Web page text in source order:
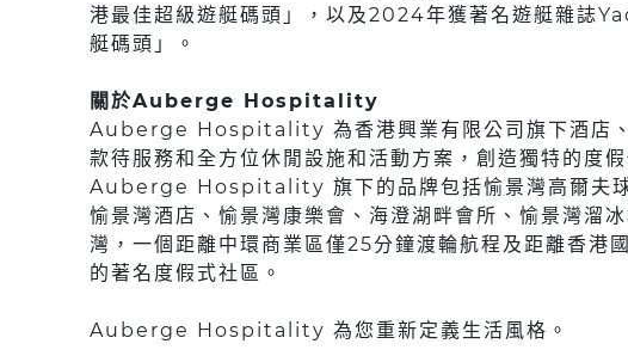
港最佳超級遊艇碼頭」，以及2024年獲著名遊艇雜誌
艇碼頭」。
關於Auberge Hospitality
Auberge Hospitality 為香港興業有限公司旗下酒店、
款待服務和全方位休閒設施和活動方案，創造獨特的度
Auberge Hospitality 旗下的品牌包括愉景灣高爾夫
愉景灣酒店、愉景灣康樂會、海澄湖畔會所、愉景灣溜
灣，一個距離中環商業區僅25分鐘渡輪航程及距離香港
的著名度假式社區。
Auberge Hospitality 為您重新定義生活風格。